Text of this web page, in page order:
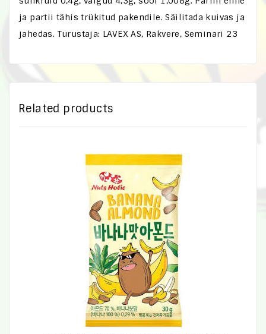
ja partii tähis trükitud pakendile. Säilitada kuivas ja
jahedas. Turustaja: LAVEX AS, Rakvere, Seminari 23
Related products